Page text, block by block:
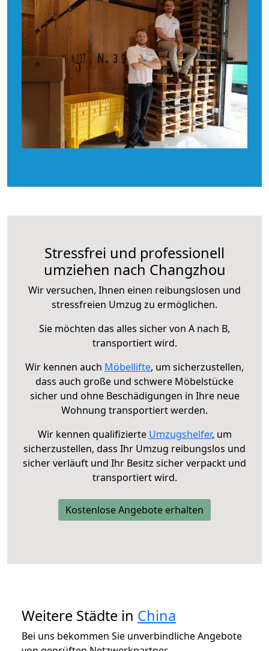
Stressfrei und professionell
umziehen nach Changzhou
Wir versuchen, Ihnen einen reibungslosen und
stressfreien Umzug zu ermöglichen.
Sie möchten das alles sicher von A nach B,
transportiert wird.
Wir kennen auch Möbellifte, um sicherzustellen,
dass auch große und schwere Möbelstücke
sicher und ohne Beschädigungen in Ihre neue
Wohnung transportiert werden.
Wir kennen qualifizierte Umzugshelfer, um
sicherzustellen, dass Ihr Umzug reibungslos und
sicher verläuft und Ihr Besitz sicher verpackt und
transportiert wird.
Kostenlose Angebote erhalten
Weitere Städte in China
Bei uns bekommen Sie unverbindliche Angebote